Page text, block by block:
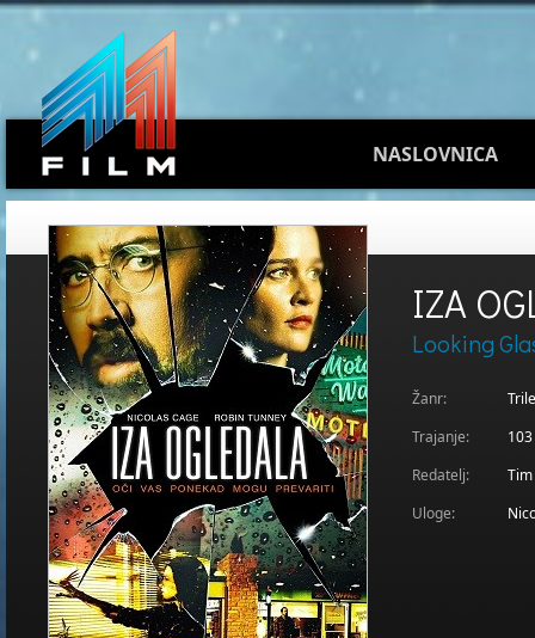
NASLOVNICA
IZA
Looking
Žanr:
Trajanje:
Redatelj:
Uloge: